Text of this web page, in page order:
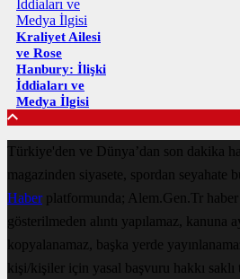
Kraliyet Ailesi
ve Rose
Hanbury: İlişki
İddiaları ve
Medya İlgisi
Türkiye'den ve Dünya’dan son dakika
magazinden siyasete, spordan seyahate
Haberplatformunda; Alem.Gen.Tr
gösterilmeden alıntı yapılamaz, kanuna
kopyalanamaz, başka yerde
kişi/kişiler için yasal başvuru hakkı saklı